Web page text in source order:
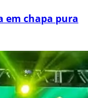
em chapa pura